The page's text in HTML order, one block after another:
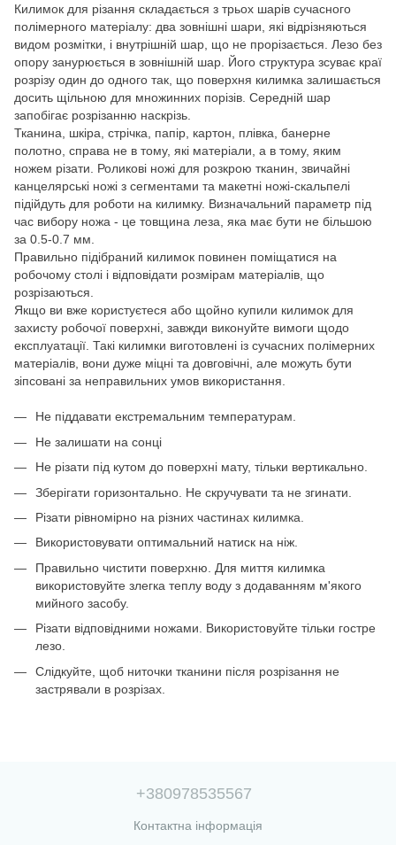
Килимок для різання складається з трьох шарів сучасного
полімерного матеріалу: два зовнішні шари, які відрізняються
видом розмітки, і внутрішній шар, що не прорізається. Лезо без
опору занурюється в зовнішній шар. Його структура зсуває краї
розрізу один до одного так, що поверхня килимка залишається
досить щільною для множинних порізів. Середній шар
запобігає розрізанню наскрізь.
Тканина, шкіра, стрічка, папір, картон, плівка, банерне
полотно, справа не в тому, які матеріали, а в тому, яким
ножем різати. Роликові ножі для розкрою тканин, звичайні
канцелярські ножі з сегментами та макетні ножі-скальпелі
підійдуть для роботи на килимку. Визначальний параметр під
час вибору ножа - це товщина леза, яка має бути не більшою
за 0.5-0.7 мм.
Правильно підібраний килимок повинен поміщатися на
робочому столі і відповідати розмірам матеріалів, що
розрізаються.
Якщо ви вже користуєтеся або щойно купили килимок для
захисту робочої поверхні, завжди виконуйте вимоги щодо
експлуатації. Такі килимки виготовлені із сучасних полімерних
матеріалів, вони дуже міцні та довговічні, але можуть бути
зіпсовані за неправильних умов використання.
Не піддавати екстремальним температурам.
Не залишати на сонці
Не різати під кутом до поверхні мату, тільки вертикально.
Зберігати горизонтально. Не скручувати та не згинати.
Різати рівномірно на різних частинах килимка.
Використовувати оптимальний натиск на ніж.
Правильно чистити поверхню. Для миття килимка
використовуйте злегка теплу воду з додаванням м'якого
мийного засобу.
Різати відповідними ножами. Використовуйте тільки гостре
лезо.
Слідкуйте, щоб ниточки тканини після розрізання не
застрявали в розрізах.
+380978535567
Контактна інформація